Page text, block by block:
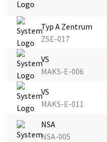
Typ A Zentrum
ZSE-017
VS
MAKS-E-006
VS
MAKS-E-011
NSA
NSA-005